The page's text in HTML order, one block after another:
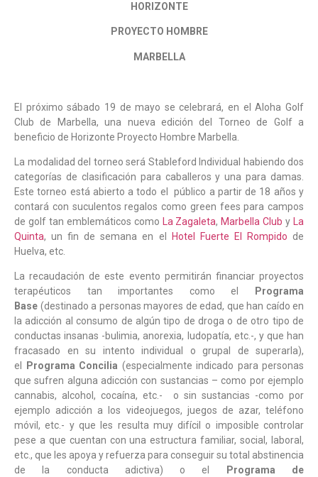
HORIZONTE
PROYECTO HOMBRE
MARBELLA
El próximo sábado 19 de mayo se celebrará, en el Aloha Golf
Club de Marbella, una nueva edición del Torneo de Golf a
beneficio de Horizonte Proyecto Hombre Marbella.
La modalidad del torneo será Stableford Individual habiendo dos
categorías de clasificación para caballeros y una para damas.
Este torneo está abierto a todo el público a partir de 18 años y
contará con suculentos regalos como green fees para campos
de golf tan emblemáticos como
La Zagaleta, Marbella Club y
La
Quinta, un fin de semana en el Hotel Fuerte El Rompido de
Huelva, etc.
La recaudación de este evento permitirán financiar proyectos
terapéuticos tan importantes como el
Programa
Base (destinado a personas mayores de edad, que han caído en
la adicción al consumo de algún tipo de droga o de otro tipo de
conductas insanas -bulimia, anorexia, ludopatía, etc.-, y que han
fracasado en su intento individual o grupal de superarla),
el
Programa Concilia (especialmente indicado para personas
que sufren alguna adicción con sustancias – como por ejemplo
cannabis, alcohol, cocaína, etc.- o sin sustancias -como por
ejemplo adicción a los videojuegos, juegos de azar, teléfono
móvil, etc.- y que les resulta muy difícil o imposible controlar
pese a que cuentan con una estructura familiar, social, laboral,
etc., que les apoya y refuerza para conseguir su total abstinencia
de la conducta adictiva) o el
Programa de